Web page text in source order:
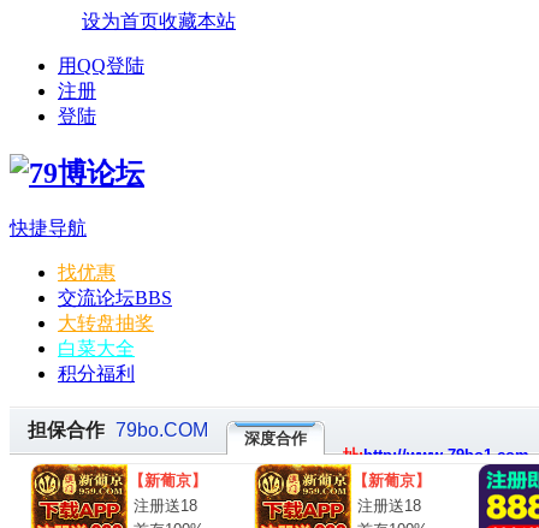
设为首页收藏本站
用QQ登陆
注册
登陆
快捷导航
找优惠
交流论坛BBS
大转盘抽奖
白菜大全
积分福利